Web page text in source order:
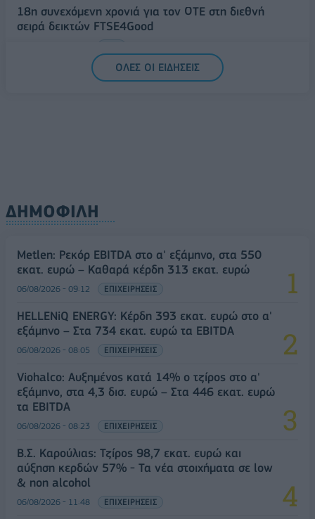
18η συνεχόμενη χρονιά για τον ΟΤΕ στη διεθνή
σειρά δεικτών FTSE4Good
ΟΛΕΣ ΟΙ ΕΙΔΗΣΕΙΣ
ΔΗΜΟΦΙΛΗ
Metlen: Ρεκόρ EBITDA στο α' εξάμηνο, στα 550
εκατ. ευρώ – Καθαρά κέρδη 313 εκατ. ευρώ
06/08/2026 - 09:12 ΕΠΙΧΕΙΡΗΣΕΙΣ
HELLENiQ ENERGY: Κέρδη 393 εκατ. ευρώ στο α'
εξάμηνο – Στα 734 εκατ. ευρώ τα EBITDA
06/08/2026 - 08:05 ΕΠΙΧΕΙΡΗΣΕΙΣ
Viohalco: Αυξημένος κατά 14% ο τζίρος στο α'
εξάμηνο, στα 4,3 δισ. ευρώ – Στα 446 εκατ. ευρώ
τα EBITDA
06/08/2026 - 08:23 ΕΠΙΧΕΙΡΗΣΕΙΣ
Β.Σ. Καρούλιας: Τζίρος 98,7 εκατ. ευρώ και
αύξηση κερδών 57% - Τα νέα στοιχήματα σε low
& non alcohol
06/08/2026 - 11:48 ΕΠΙΧΕΙΡΗΣΕΙΣ